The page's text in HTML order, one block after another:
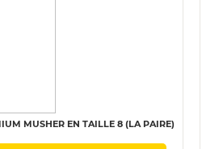
MUSHER EN TAILLE 8 (LA PAIRE)